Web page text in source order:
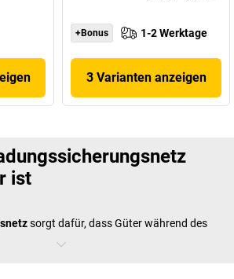
+Bonus 1-2 Werktage
3 Varianten anzeigen
ist
sorgt dafür, dass Güter während des
Platz bleiben. Das schützt nicht nur die